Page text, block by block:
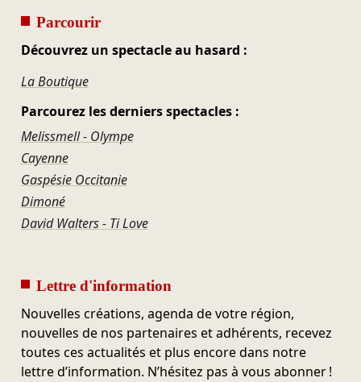
Parcourir
Découvrez un spectacle au hasard :
La Boutique
Parcourez les derniers spectacles :
Melissmell - Olympe
Cayenne
Gaspésie Occitanie
Dimoné
David Walters - Ti Love
Lettre d'information
Nouvelles créations, agenda de votre région,
nouvelles de nos partenaires et adhérents, recevez
toutes ces actualités et plus encore dans notre
lettre d’information. N’hésitez pas à vous abonner !